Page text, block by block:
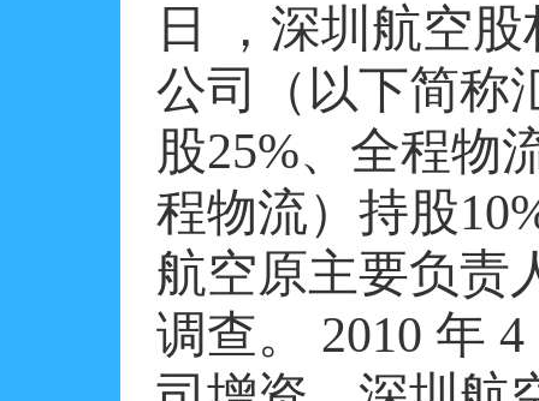
日
，深圳航空
公司（以下简称
股25%、全程物
程物流）持股
航空原主要负责
调查。
2010 年 4